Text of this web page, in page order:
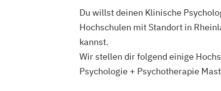
Du willst deinen Klinische
Hochschulen mit Standort in
kannst.
Wir stellen dir folgend einige
Psychologie + Psychotherapie